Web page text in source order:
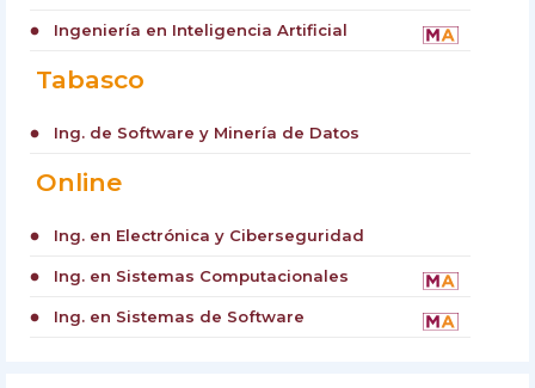
circle Ingeniería en Inteligencia Artificial
Tabasco
circle Ing. de Software y Minería de Datos
Online
circle Ing. en Electrónica y Ciberseguridad
circle Ing. en Sistemas Computacionales
circle Ing. en Sistemas de Software